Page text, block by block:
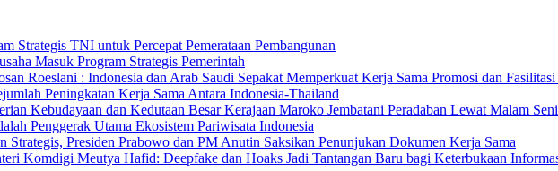
Strategis TNI untuk Percepat Pemerataan Pembangunan
Masuk Program Strategis Pemerintah
Roeslani : Indonesia dan Arab Saudi Sepakat Memperkuat Kerja Sama Promosi dan Fasilitasi
Peningkatan Kerja Sama Antara Indonesia-Thailand
Kebudayaan dan Kedutaan Besar Kerajaan Maroko Jembatani Peradaban Lewat Malam
Penggerak Utama Ekosistem Pariwisata Indonesia
Strategis, Presiden Prabowo dan PM Anutin Saksikan Penunjukan Dokumen Kerja Sama
Komdigi Meutya Hafid: Deepfake dan Hoaks Jadi Tantangan Baru bagi Keterbukaan